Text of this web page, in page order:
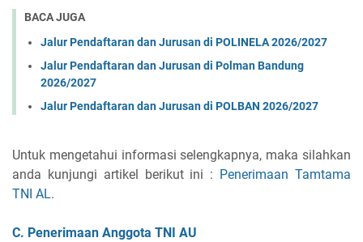
BACA JUGA
Jalur Pendaftaran dan Jurusan di POLINELA 2026/2027
Jalur Pendaftaran dan Jurusan di Polman Bandung
2026/2027
Jalur Pendaftaran dan Jurusan di POLBAN 2026/2027
Untuk mengetahui informasi selengkapnya, maka silahkan
anda kunjungi artikel berikut ini : Penerimaan Tamtama
TNI AL.
C. Penerimaan Anggota TNI AU